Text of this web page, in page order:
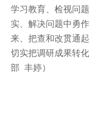
学习教育、检视问
实、解决问题中勇
来、把查和改贯通
切实把调研成果转
部 丰婷）